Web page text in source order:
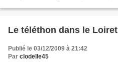
Le téléthon dans le Loiret
Publié le 03/12/2009 à 21:42
Par clodelle45